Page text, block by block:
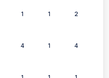
1 1 2
4 1 4